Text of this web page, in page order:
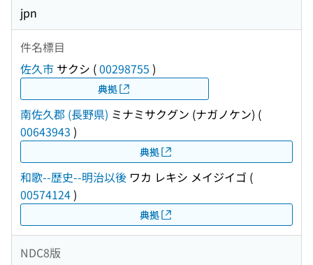
jpn
件名標目
佐久市 サクシ (00298755 )
典拠
南佐久郡 (長野県) ミナミサクグン (ナガノケン) (
00643943 )
典拠
和歌--歴史--明治以後 ワカ レキシ メイジイゴ (
00574124)
典拠
NDC8版